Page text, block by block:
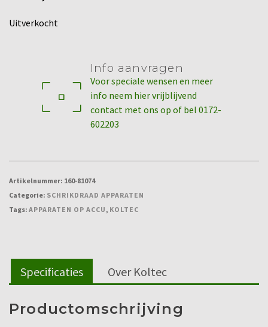
Uitverkocht
Info aanvragen
Voor speciale wensen en meer
info neem hier vrijblijvend
contact met ons op of bel 0172-
602203
Artikelnummer: 160-81074
Categorie: SCHRIKDRAAD APPARATEN
Tags: APPARATEN OP ACCU , KOLTEC
Specificaties Over Koltec
Productomschrijving